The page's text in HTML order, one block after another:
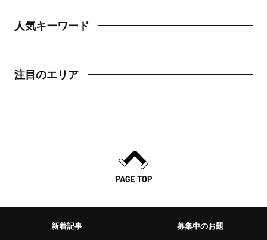
人気キーワード
注目のエリア
PAGE TOP
新着記事 募集中のお題